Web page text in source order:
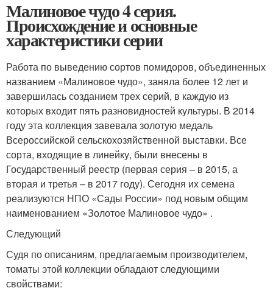
Малиновое чудо 4 серия.
Происхождение и основные
характеристики серии
Работа по выведению сортов помидоров, объединенных
названием «Малиновое чудо», заняла более 12 лет и
завершилась созданием трех серий, в каждую из
которых входит пять разновидностей культуры. В 2014
году эта коллекция завевала золотую медаль
Всероссийской сельскохозяйственной выставки. Все
сорта, входящие в линейку, были внесены в
Государственный реестр (первая серия – в 2015, а
вторая и третья – в 2017 году). Сегодня их семена
реализуются НПО «Сады России» под новым общим
наименованием «Золотое Малиновое чудо» .
Следующий
Судя по описаниям, предлагаемым производителем,
томаты этой коллекции обладают следующими
свойствами: